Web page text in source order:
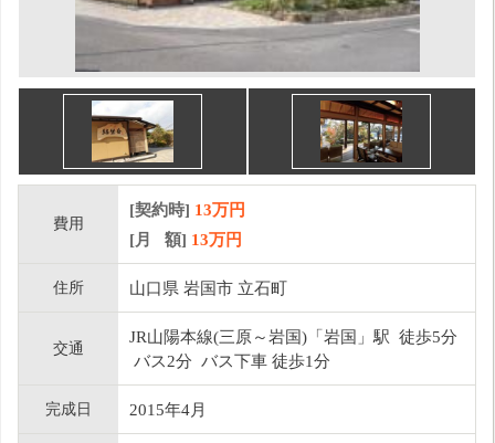
費用
[契約時] 13万円
[月 額] 13万円
住所 山口県 岩国市 立石町
交通
JR山陽本線(三原～岩国)「岩国」駅 徒歩5分
バス2分 バス下車 徒歩1分
完成日 2015年4月